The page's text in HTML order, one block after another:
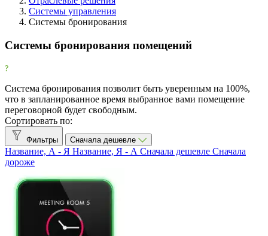
Фильтры
Все производители
Evoko 1
Показать товары1
Системы управления
Системы бронирования
Системы бронирования помещений
Система бронирования позволит быть уверенным на 100%,
что в запланированное время выбранное вами помещение
переговорной будет свободным.
Сортировать по:
Фильтры Сначала дешевле
Название, А - Я Название, Я - А Сначала дешевле Сначала
дороже